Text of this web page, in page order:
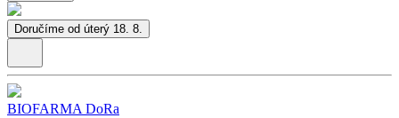
Doručíme od úterý 18. 8.
BIOFARMA DoRa